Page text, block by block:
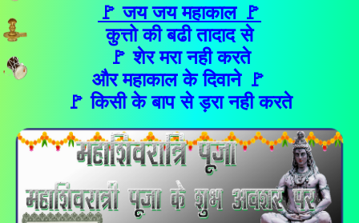
🚩 जय जय महाकाल 🚩
कुत्तो की बढी तादाद से
🚩 शेर मरा नही करते
और महाकाल के दिवाने 🚩
🚩 किसी के बाप से ड़रा नही करते